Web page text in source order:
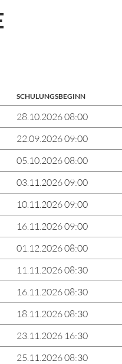
SCHULUNGSBEGINN
28.10.2026 08:00
22.09.2026 09:00
05.10.2026 08:00
03.11.2026 09:00
10.11.2026 09:00
16.11.2026 09:00
01.12.2026 08:00
11.11.2026 08:30
16.11.2026 08:30
18.11.2026 08:30
23.11.2026 16:30
25.11.2026 08:30